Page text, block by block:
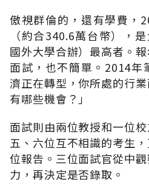
傲視群倫的，還有學費，
（約合340.6萬台幣），
國外大學合辦）最高者。
面試，也不簡單。2014年
濟正在轉型，你所處的行
有哪些機會？」
面試則由兩位教授和一位
五、六位互不相識的考生
位報告。三位面試官從中
力，再決定是否錄取。